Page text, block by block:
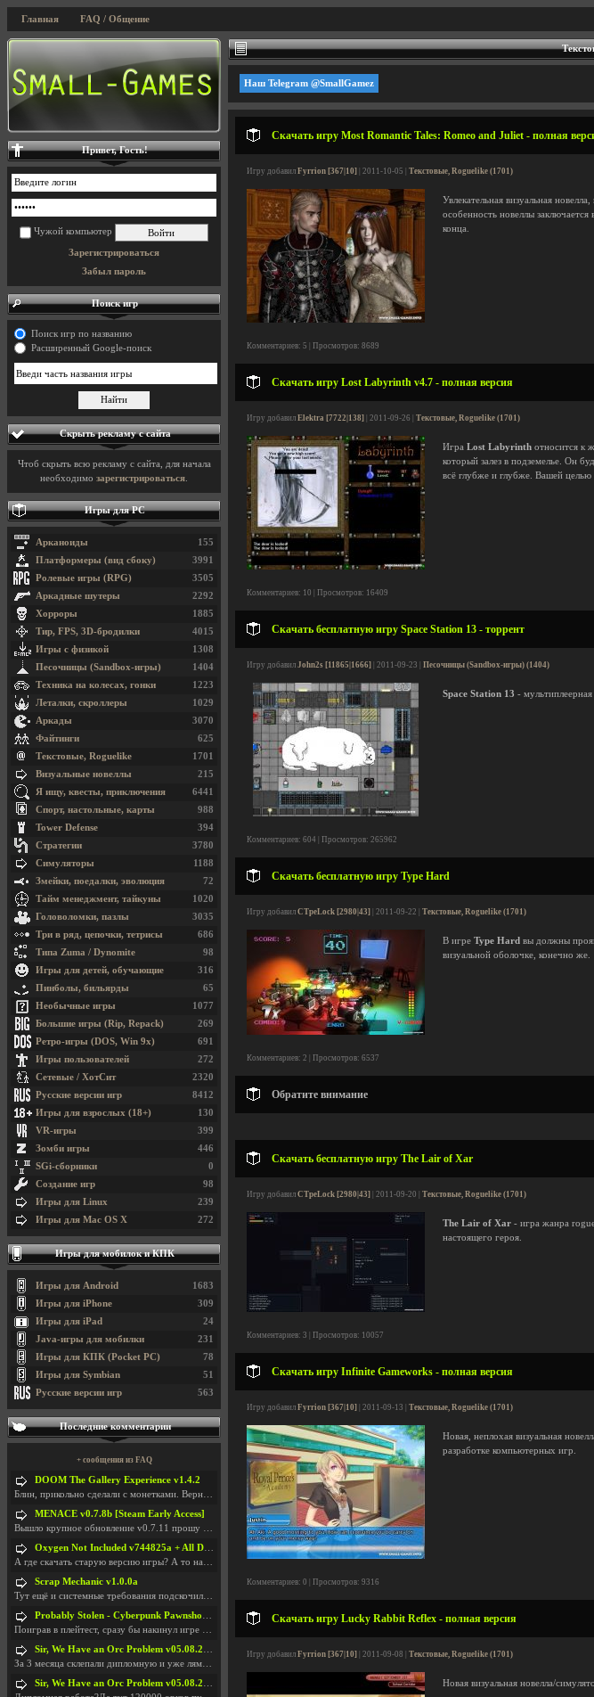
Главная FAQ / Общение
Наш Telegram @SmallGamez
Скачать игру Most Romantic Tales: Romeo and Juliet - полная
Игру добавил Fyrrion [367|10] | 2011-10-05 | Текстовые, Roguelike (1701)
Увлекательная визуальная
особенность новеллы
конца.
Комментариев: 5 | Просмотров: 8689
Скачать игру Lost Labyrinth v4.7 - полная версия
Игру добавил Elektra [7722|138] | 2011-09-26 | Текстовые, Roguelike (1701)
Игра Lost Labyrinth относится к
который залез в подземелье. Он
всё глубже и глубже. Вашей целью
Комментариев: 10 | Просмотров: 16409
Скачать бесплатную игру Space Station 13 - торрент
Игру добавил John2s [11865|1666] | 2011-09-23 | Песочницы (Sandbox-игры) (1404)
Space Station 13 -
Комментариев: 604 | Просмотров: 265962
Скачать бесплатную игру Type Hard
Игру добавил CTpeLock [2980|43] | 2011-09-22 | Текстовые, Roguelike (1701)
В игре Type Hard вы должны
визуальной оболочке, конечно же.
Комментариев: 2 | Просмотров: 6537
Обратите внимание
Скачать бесплатную игру The Lair of Xar
Игру добавил CTpeLock [2980|43] | 2011-09-20 | Текстовые, Roguelike (1701)
The Lair of Xar - игра жанра
настоящего героя.
Комментариев: 3 | Просмотров: 10057
Скачать игру Infinite Gameworks - полная версия
Игру добавил Fyrrion [367|10] | 2011-09-13 | Текстовые, Roguelike (1701)
Новая, неплохая визуальная
разработке компьютерных игр.
Комментариев: 0 | Просмотров: 9316
Скачать игру Lucky Rabbit Reflex - полная версия
Игру добавил Fyrrion [367|10] | 2011-09-08 | Текстовые, Roguelike (1701)
Новая визуальная новелла/
Привет, Гость!
Чужой компьютер
Зарегистрироваться
Забыл пароль
Поиск игр
Поиск игр по названию
Расширенный Google-поиск
Скрыть рекламу с сайта
Чтоб скрыть всю рекламу с сайта, для начала
необходимо зарегистрироваться
Игры для PC
155
Арканоиды
3991
Платформеры (вид сбоку)
3505
Ролевые игры (RPG)
2292
Аркадные шутеры
1885
Хорроры
4015
Тир, FPS, 3D-бродилки
1308
Игры с физикой
1404
Песочницы (Sandbox-игры)
1223
Техника на колесах, гонки
1029
Леталки, скроллеры
3070
Аркады
625
Файтинги
1701
Текстовые, Roguelike
215
Визуальные новеллы
6441
Я ищу, квесты, приключения
988
Спорт, настольные, карты
394
Tower Defense
3780
Стратегии
1188
Симуляторы
72
Змейки, поедалки, эволюция
1020
Тайм менеджмент, тайкуны
3035
Головоломки, пазлы
686
Три в ряд, цепочки, тетрисы
98
Типа Zuma / Dynomite
316
Игры для детей, обучающие
65
Пинболы, бильярды
1077
Необычные игры
269
Большие игры (Rip, Repack)
691
Ретро-игры (DOS, Win 9x)
272
Игры пользователей
2320
Сетевые / ХотСит
8412
Русские версии игр
130
Игры для взрослых (18+)
399
VR-игры
446
Зомби игры
0
SGi-сборники
98
Создание игр
239
Игры для Linux
272
Игры для Mac OS X
Игры для мобилок и КПК
1683
Игры для Android
309
Игры для iPhone
24
Игры для iPad
231
Java-игры для мобилки
78
Игры для КПК (Pocket PC)
51
Игры для Symbian
563
Русские версии игр
Последние комментарии
+ сообщения из FAQ
DOOM The Gallery Experience v1.4.2
Блин, прикольно сделали с монетками. Вернулся в св
MENACE v0.7.8b [Steam Early Access]
Вышло крупное обновление v0.7.11 прошу обновить
Oxygen Not Included v744825a + All DLC
А где скачать старую версию игры? А то на новой но
Scrap Mechanic v1.0.0a
Тут ещё и системные требования подскочили. Если не
Probably Stolen - Cyberpunk Pawnshop Simulator v048c [Playtest]
Поиграв в плейтест, сразу бы накинул игре наивысши
Sir, We Have an Orc Problem v05.08.2026
За 3 месяца склепали дипломную и уже лям двести ба
Sir, We Have an Orc Problem v05.08.2026